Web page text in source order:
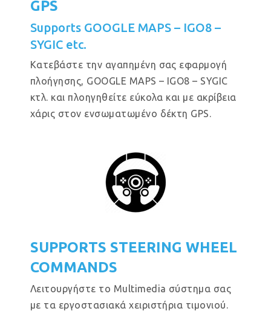
GPS
Supports GOOGLE MAPS – IGO8 –
SYGIC etc.
Κατεβάστε την αγαπημένη σας εφαρμογή
πλοήγησης, GOOGLE MAPS – IGO8 – SYGIC
κτλ. και πλοηγηθείτε εύκολα και με ακρίβεια
χάρις στον ενσωματωμένο δέκτη GPS.
SUPPORTS STEERING WHEEL
COMMANDS
Λειτουργήστε το Multimedia σύστημα σας
με τα εργοστασιακά χειριστήρια τιμονιού.